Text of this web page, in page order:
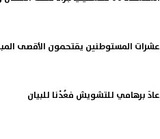
عشرات المستوطنين يقتحمون الأقصى
عادَ برهامي للتشويش فعُدْنا للبيان